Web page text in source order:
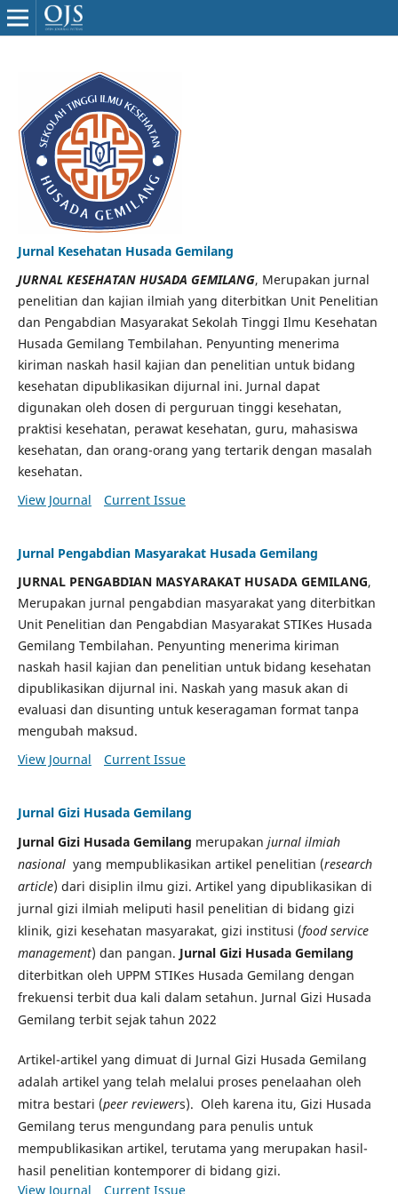
Jurnal Kesehatan Husada Gemilang
JURNAL KESEHATAN HUSADA GEMILANG, Merupakan jurnal
penelitian dan kajian ilmiah yang diterbitkan Unit Penelitian
dan Pengabdian Masyarakat Sekolah Tinggi Ilmu Kesehatan
Husada Gemilang Tembilahan. Penyunting menerima
kiriman naskah hasil kajian dan penelitian untuk bidang
kesehatan dipublikasikan dijurnal ini. Jurnal dapat
digunakan oleh dosen di perguruan tinggi kesehatan,
praktisi kesehatan, perawat kesehatan, guru, mahasiswa
kesehatan, dan orang-orang yang tertarik dengan masalah
kesehatan.
View Journal
Current Issue
Jurnal Pengabdian Masyarakat Husada Gemilang
JURNAL PENGABDIAN MASYARAKAT HUSADA GEMILANG,
Merupakan jurnal pengabdian masyarakat yang diterbitkan
Unit Penelitian dan Pengabdian Masyarakat STIKes Husada
Gemilang Tembilahan. Penyunting menerima kiriman
naskah hasil kajian dan penelitian untuk bidang kesehatan
dipublikasikan dijurnal ini. Naskah yang masuk akan di
evaluasi dan disunting untuk keseragaman format tanpa
mengubah maksud.
View Journal
Current Issue
Jurnal Gizi Husada Gemilang
Jurnal Gizi Husada Gemilang merupakan jurnal ilmiah
nasionalyang mempublikasikan artikel penelitian (research
article) dari disiplin ilmu gizi. Artikel yang dipublikasikan di
jurnal gizi ilmiah meliputi hasil penelitian di bidang gizi
klinik, gizi kesehatan masyarakat, gizi institusi (food service
management) dan pangan. Jurnal Gizi Husada Gemilang
diterbitkan oleh UPPM STIKes Husada Gemilang dengan
frekuensi terbit dua kali dalam setahun. Jurnal Gizi Husada
Gemilang terbit sejak tahun 2022
Artikel-artikel yang dimuat di Jurnal Gizi Husada Gemilang
adalah artikel yang telah melalui proses penelaahan oleh
mitra bestari (peer reviewers). Oleh karena itu, Gizi Husada
Gemilang terus mengundang para penulis untuk
mempublikasikan artikel, terutama yang merupakan hasil-
hasil penelitian kontemporer di bidang gizi.
View Journal
Current Issue